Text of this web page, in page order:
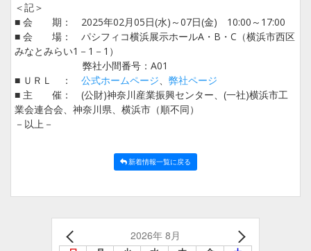
＜記＞
■ 会 期： 2025年02月05日(水)～07日(金) 10:00～17:00
■ 会 場： パシフィコ横浜展示ホールA・B・C（横浜市西区
みなとみらい1－1－1）
弊社小間番号：A01
■ ＵＲＬ ： 公式ホームページ、 弊社ページ
■ 主 催： (公財)神奈川産業振興センター、(一社)横浜市工
業会連合会、神奈川県、横浜市（順不同）
－以上－
新着情報一覧に戻る
2026年 8月